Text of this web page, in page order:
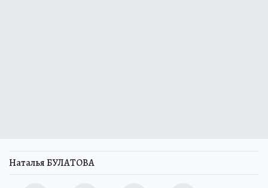
Наталья БУЛАТОВА